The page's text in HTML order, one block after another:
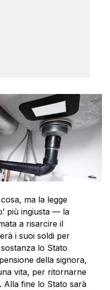
ma la legge
più ingiusta — la
a risarcire il
i suoi soldi per
lo Stato
della signora,
vita, per ritornarne
Alla fine lo Stato sarà